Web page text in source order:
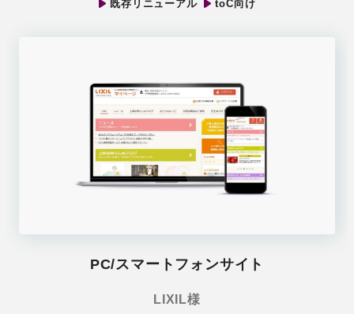
既存リニューアル toC向け
PC/スマートフォンサイト
LIXIL様